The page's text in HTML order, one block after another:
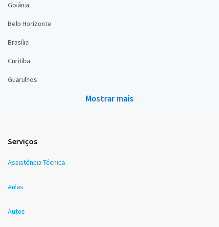
Goiânia
Belo Horizonte
Brasília
Curitiba
Guarulhos
Mostrar mais
Serviços
Assistência Técnica
Aulas
Autos